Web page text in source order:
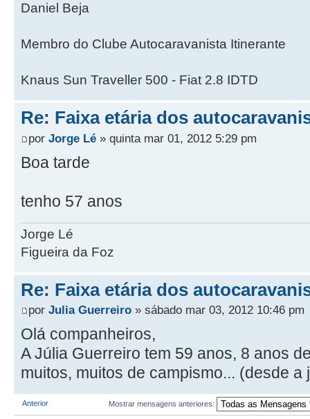
Daniel Beja
Membro do Clube Autocaravanista Itinerante
Knaus Sun Traveller 500 - Fiat 2.8 IDTD
Re: Faixa etária dos
por Jorge Lé » quinta mar 01, 2012 5:29 pm
Boa tarde
tenho 57 anos
Jorge Lé
Figueira da Foz
Re: Faixa etária dos
por Julia Guerreiro » sábado mar 03, 2012 10:46 pm
Olá companheiros,
A Júlia Guerreiro tem 59 anos, 8 anos
muitos, muitos de campismo... (desde a
Anterior Mostrar mensagens anteriores: